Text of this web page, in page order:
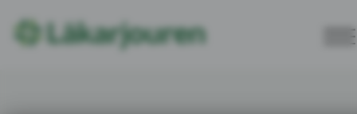
Hoppa till innehållet